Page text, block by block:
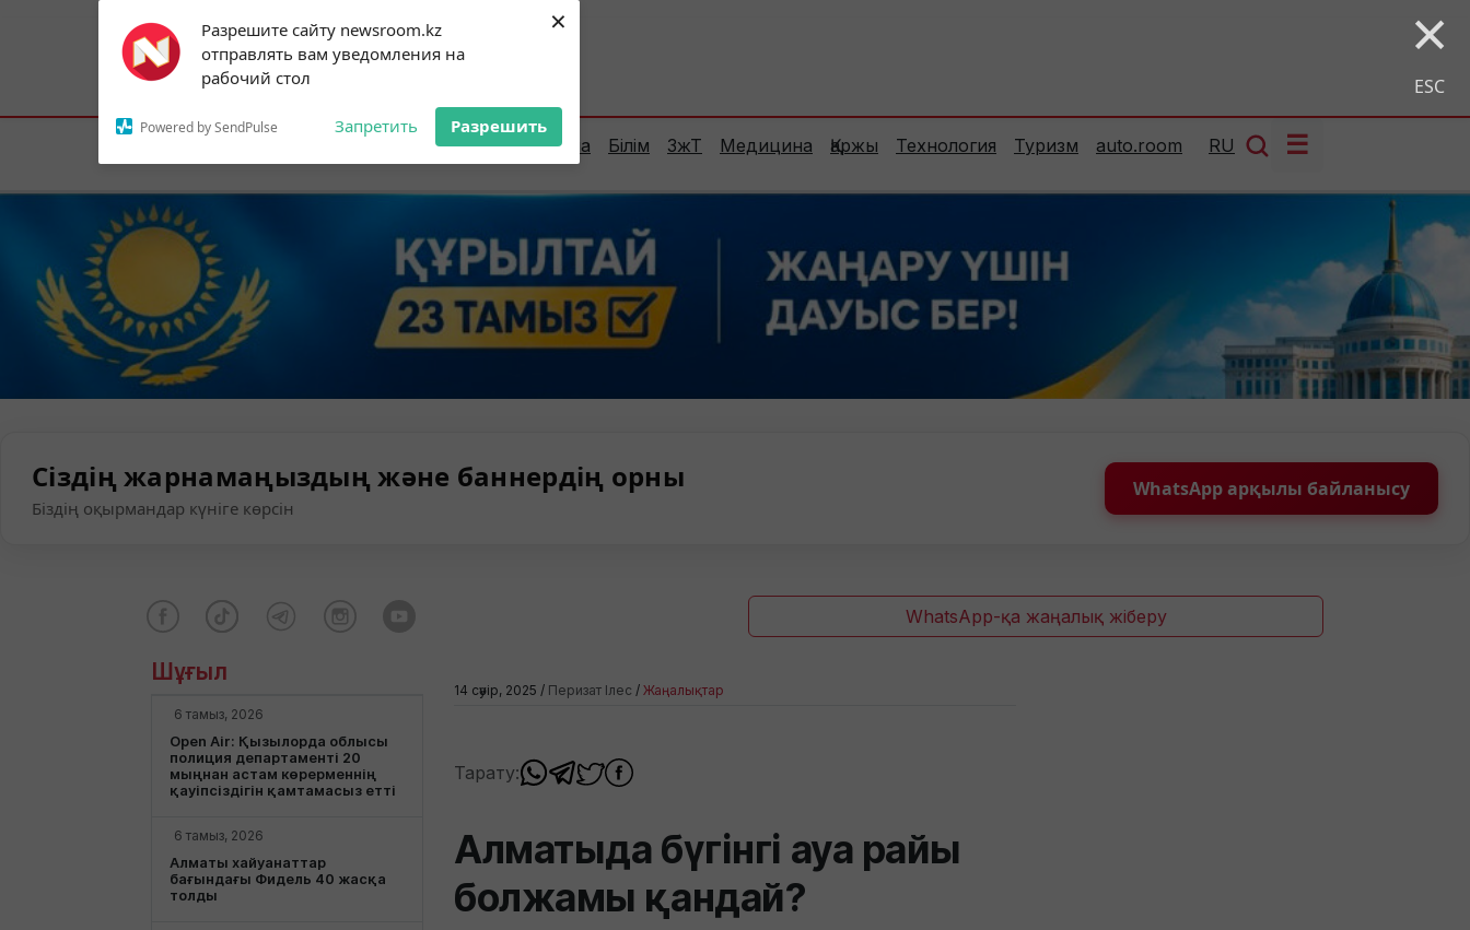
Разрешите сайту newsroom.kz
отправлять вам уведомления на
рабочий стол
Powered by SendPulse Запретить Разрешить
× ×
ESC
Subscribe to our
notifications!
To enable permission prompts, click on
the notification icon
Астана:18°C Алматы:21°C Шымкент:
Елорда Сараптама Білім ЗжТ Медицина Қаржы Технология Туризм auto.room RU ☰
Сіздің жарнамаңыздың және баннердің орны
Біздің оқырмандар күніге көрсін
WhatsApp арқылы байланысу
WhatsApp-қа жаңалық жіберу
Шұғыл
6 тамыз, 2026
Open Air: Қызылорда облысы
полиция департаменті 20
мыңнан астам көрерменнің
қауіпсіздігін қамтамасыз етті
6 тамыз, 2026
Алматы хайуанаттар
бағындағы Фидель 40 жасқа
толды
14 сәуір, 2025 / Перизат Ілес / Жаңалықтар
Тарату:
Алматыда бүгінгі ауа райы
болжамы қандай?